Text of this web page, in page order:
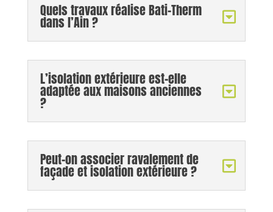
Quels travaux réalise Bati-Therm
dans l’Ain ?
L’isolation extérieure est-elle
adaptée aux maisons anciennes
?
Peut-on associer ravalement de
façade et isolation extérieure ?